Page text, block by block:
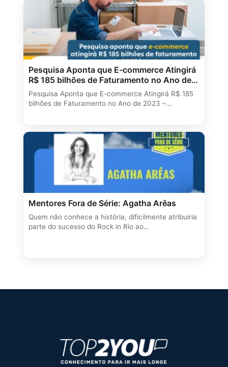
Pesquisa Aponta que E-commerce Atingirá
R$ 185 bilhões de Faturamento no Ano de
2023
Pesquisa Aponta que E-commerce Atingirá R$ 185
bilhões de Faturamento no Ano de 2023 –…
Mentores Fora de Série: Agatha Arêas
Quem não conhece a história, dificilmente atribuiria
parte do sucesso do Rock in Rio ao…